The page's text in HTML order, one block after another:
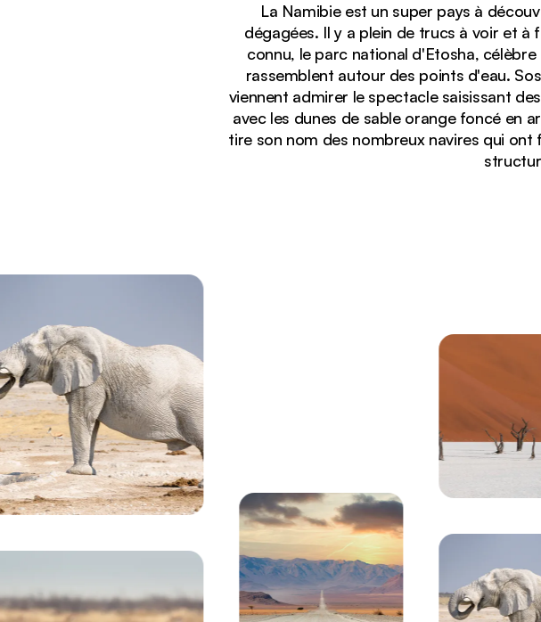
La Namibie est un super pays à
dégagées. Il y a plein de trucs à voir et
connu, le parc national d'Etosha,
rassemblent autour des points d'eau.
viennent admirer le spectacle saisissant
avec les dunes de sable orange foncé en
tire son nom des nombreux navires qui